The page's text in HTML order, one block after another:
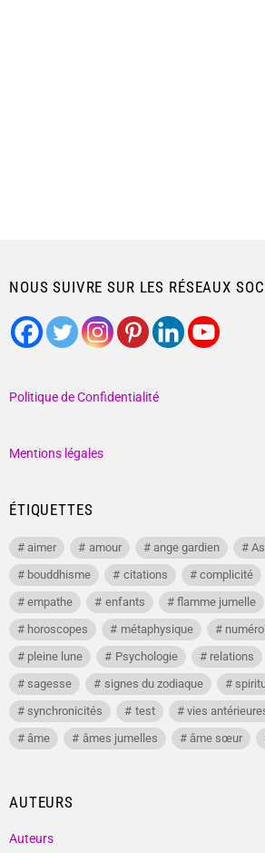
NOUS SUIVRE SUR LES RÉSEAUX
Politique de Confidentialité
Mentions légales
ÉTIQUETTES
aimer amour ange gardien
bouddhisme
citations complicité
empathe
enfants flamme jumelle
horoscopes
métaphysique
pleine lune
Psychologie relations
sagesse
signes du zodiaque
synchronicités
test vies
âme
âmes jumelles âme sœur
AUTEURS
Auteurs